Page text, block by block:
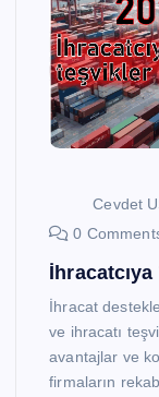
Cevdet
0
İhracat
ve ihracatı
avantajlar ve
firmaların